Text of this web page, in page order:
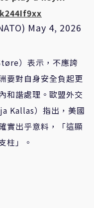
May 4, 2026
）表示，不應誇
要對自身安全負起更
和諧處理。歐盟外交
Kallas）指出，美國
實出乎意料，「這顯
柱」。